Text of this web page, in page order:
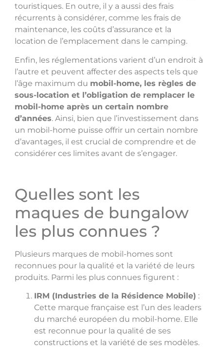
touristiques. En outre, il y a aussi des frais
récurrents à considérer, comme les frais de
maintenance, les coûts d’assurance et la
location de l’emplacement dans le camping.
Enfin, les réglementations varient d’un endroit à
l’autre et peuvent affecter des aspects tels que
l’âge maximum du mobil-home, les règles de
sous-location et l’obligation de remplacer le
mobil-home après un certain nombre
d’années. Ainsi, bien que l’investissement dans
un mobil-home puisse offrir un certain nombre
d’avantages, il est crucial de comprendre et de
considérer ces limites avant de s’engager.
Quelles sont les
maques de bungalow
les plus connues ?
Plusieurs marques de mobil-homes sont
reconnues pour la qualité et la variété de leurs
produits. Parmi les plus connues figurent :
IRM (Industries de la Résidence Mobile) :
Cette marque française est l’un des leaders
du marché européen du mobil-home. Elle
est reconnue pour la qualité de ses
constructions et la variété de ses modèles.